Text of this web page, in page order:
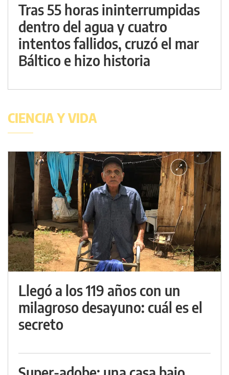
Tras 55 horas ininterrumpidas
dentro del agua y cuatro
intentos fallidos, cruzó el mar
Báltico e hizo historia
CIENCIA Y VIDA
Llegó a los 119 años con un
milagroso desayuno: cuál es el
secreto